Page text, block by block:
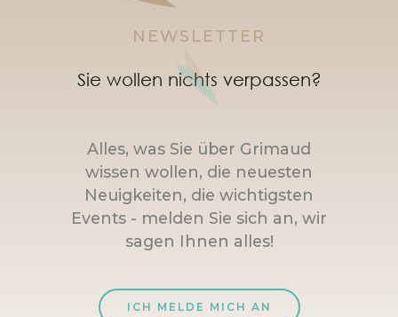
NEWSLETTER
Sie wollen nichts verpassen?
Alles, was Sie über Grimaud
wissen wollen, die neuesten
Neuigkeiten, die wichtigsten
Events - melden Sie sich an, wir
sagen Ihnen alles!
ICH MELDE MICH AN